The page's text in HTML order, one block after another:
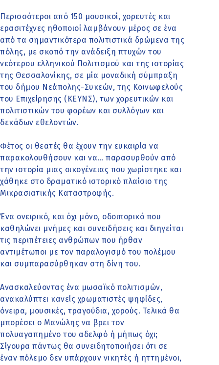
Περισσότεροι από 150 μουσικοί, χορευτές και
ερασιτέχνες ηθοποιοί λαμβάνουν μέρος σε ένα
από τα σημαντικότερα πολιτιστικά δρώμενα της
πόλης, με σκοπό την ανάδειξη πτυχών του
νεότερου ελληνικού Πολιτισμού και της ιστορίας
της Θεσσαλονίκης, σε μία μοναδική σύμπραξη
του δήμου Νεάπολης-Συκεών, της Κοινωφελούς
του Επιχείρησης (ΚΕΥΝΣ), των χορευτικών και
πολιτιστικών του φορέων και συλλόγων και
δεκάδων εθελοντών.
Φέτος οι θεατές θα έχουν την ευκαιρία να
παρακολουθήσουν και να… παρασυρθούν από
την ιστορία μιας οικογένειας που χωρίστηκε και
χάθηκε στο δραματικό ιστορικό πλαίσιο της
Μικρασιατικής Καταστροφής.
Ένα ονειρικό, και όχι μόνο, οδοιπορικό που
καθηλώνει μνήμες και συνειδήσεις και διηγείται
τις περιπέτειες ανθρώπων που ήρθαν
αντιμέτωποι με τον παραλογισμό του πολέμου
και συμπαρασύρθηκαν στη δίνη του.
Ανασκαλεύοντας ένα μωσαϊκό πολιτισμών,
ανακαλύπτει κανείς χρωματιστές ψηφίδες,
όνειρα, μουσικές, τραγούδια, χορούς. Τελικά θα
μπορέσει ο Μανώλης να βρει τον
πολυαγαπημένο του αδελφό ή μήπως όχι;
Σίγουρα πάντως θα συνειδητοποιήσει ότι σε
έναν πόλεμο δεν υπάρχουν νικητές ή ηττημένοι,